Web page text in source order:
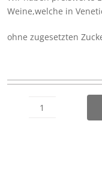
Weine,welche in
ohne zugesetzten
Bioweingrass